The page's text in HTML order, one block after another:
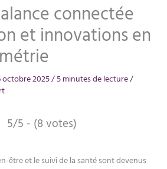
connectée
et innovations en
octobre 2025/5 minutes de lecture/
5/5 - (8 votes)
être et le suivi de la santé sont devenus